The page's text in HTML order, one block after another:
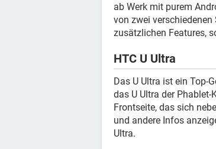
ab Werk mit purem
von zwei
zusätzlichen Features,
HTC U Ultra
Das U Ultra ist ein Top-
das U Ultra der
Frontseite, das sich
und andere Infos
Ultra.